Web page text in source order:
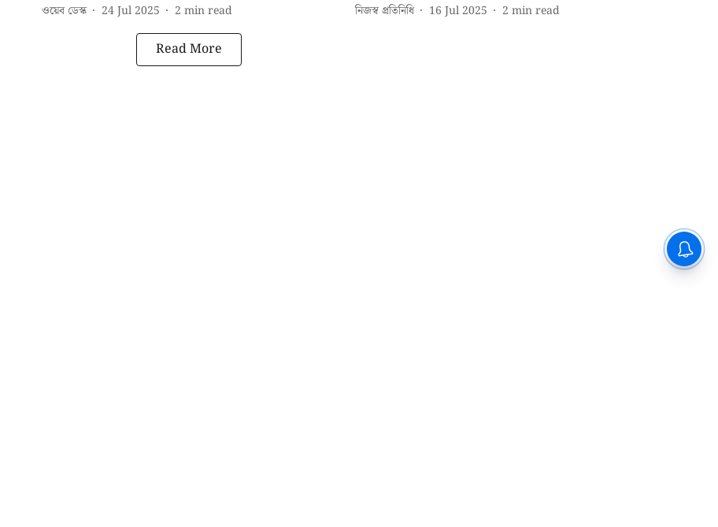
ওয়েব ডেস্ক 24 Jul 2025 2 min read নিজস্ব প্রতিনিধি 16 Jul 2025 2 min read
Read More